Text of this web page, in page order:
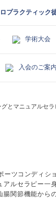
とマニュアルセ